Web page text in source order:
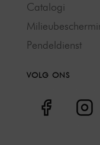
Catalogi
Pendeldienst
VOLG ONS